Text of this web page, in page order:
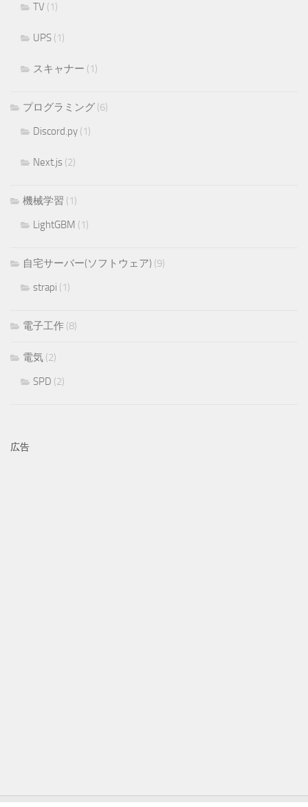
TV (1)
UPS (1)
スキャナー (1)
プログラミング (6)
Discord.py (1)
Next.js (2)
機械学習 (1)
LightGBM (1)
自宅サーバー(ソフトウェア) (9)
strapi (1)
電子工作 (8)
電気 (2)
SPD (2)
広告